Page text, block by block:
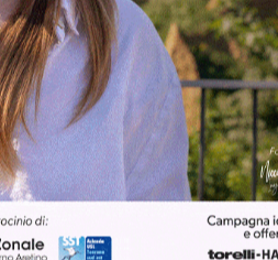
anche nella sua sofferenza, ha
tutti, un riferimento culturale, etico
comunque. Paola racchiusa
ci ha regalato molto. Le sue poesie,
intime, struggenti e tormentate.
ed il riconoscimento
i malati immobili nei letti e non
vita ed il testamento biologico".